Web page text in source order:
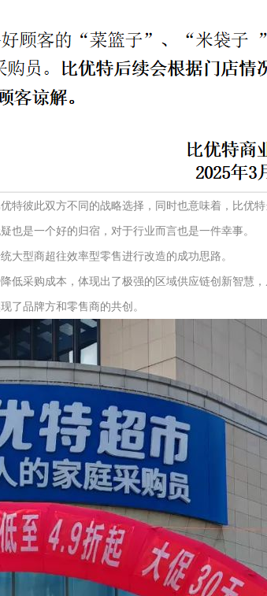
彼此双方不同的战略选择，同时也意味着，比优
也是一个好的归宿，对于行业而言也是一件幸事。
大型商超往效率型零售进行改造的成功思路。
低采购成本，体现出了极强的区域供应链创新智慧
了品牌方和零售商的共创。